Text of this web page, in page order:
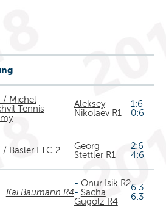
/ Michel
Tennis
Aleksey
Nikolaev R1
1:6
0:6
/ Basler LTC 2
Georg
Stettler R1
2:6
4:6
Kai Baumann R4
- Onur Isik R2
- Sacha
Gugolz R4
6:3
6:3